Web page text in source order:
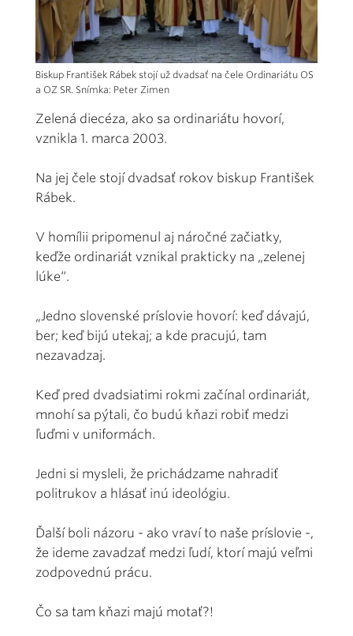
Biskup František Rábek stojí už dvadsať na čele Ordinariátu OS
a OZ SR. Snímka: Peter Zimen
Zelená diecéza, ako sa ordinariátu hovorí,
vznikla 1. marca 2003.
Na jej čele stojí dvadsať rokov biskup František
Rábek.
V homílii pripomenul aj náročné začiatky,
keďže ordinariát vznikal prakticky na „zelenej
lúke“.
„Jedno slovenské príslovie hovorí: keď dávajú,
ber; keď bijú utekaj; a kde pracujú, tam
nezavadzaj.
Keď pred dvadsiatimi rokmi začínal ordinariát,
mnohí sa pýtali, čo budú kňazi robiť medzi
ľuďmi v uniformách.
Jedni si mysleli, že prichádzame nahradiť
politrukov a hlásať inú ideológiu.
Ďalší boli názoru - ako vraví to naše príslovie -,
že ideme zavadzať medzi ľudí, ktorí majú veľmi
zodpovednú prácu.
Čo sa tam kňazi majú motať?!